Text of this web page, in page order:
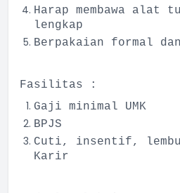
Harap membawa alat
lengkap
Berpakaian formal
Fasilitas :
Gaji minimal UMK
BPJS
Cuti, insentif,
Karir